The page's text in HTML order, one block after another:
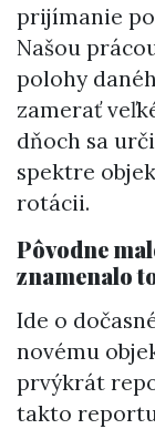
prijímanie
Našou
polohy
zamerať
dňoch sa
spektre
rotácii.
Pôvodne
znamenalo
Ide o
novému
prvýkrát
takto